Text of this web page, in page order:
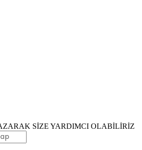
SİZE YARDIMCI OLABİLİRİZ